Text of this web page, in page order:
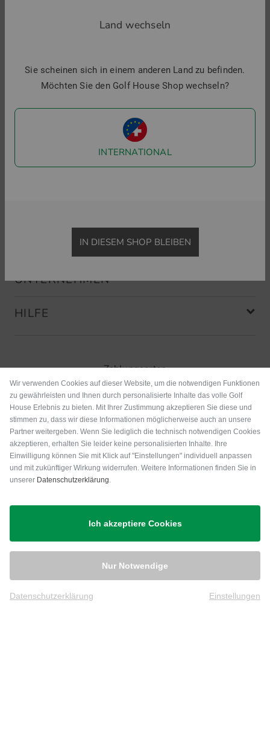
Menü
MEHR GOLF
UNTERNEHMEN
HILFE
Zahlungsarten
Versand
Land wechseln
Sie scheinen sich in einem anderen Land zu befinden.
Möchten Sie den Golf House Shop wechseln?
INTERNATIONAL
IN DIESEM SHOP BLEIBEN
Wir verwenden Cookies auf dieser Website, um die notwendigen Funktionen
zu gewährleisten und Ihnen durch personalisierte Inhalte das volle Golf
House Erlebnis zu bieten. Mit Ihrer Zustimmung akzeptieren Sie diese und
stimmen zu, dass wir diese Informationen möglicherweise auch an unsere
Partner weitergeben. Wenn Sie lediglich die technisch notwendigen Cookies
akzeptieren, erhalten Sie leider keine personalisierten Inhalte. Ihre
Einwilligung können Sie mit Klick auf "Einstellungen" individuell anpassen
und mit zukünftiger Wirkung widerrufen. Weitere Informationen finden Sie in
unserer Datenschutzerklärung.
Ich akzeptiere Cookies
Nur Notwendige
Datenschutzerklärung Einstellungen